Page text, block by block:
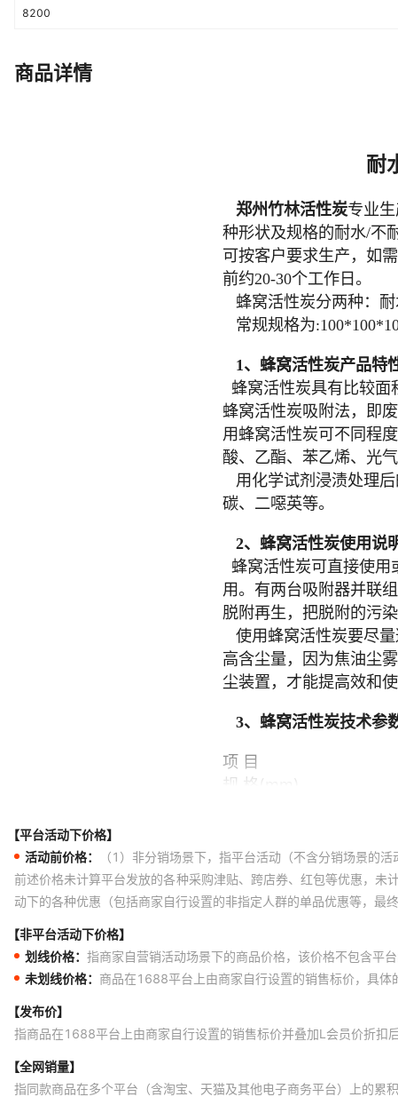
8200
商品详情
【平台活动下价格】
活动前价格：
（1）非分销场景下，指平台活动（不含分销场景的
前述价格未计算平台发放的各种采购津贴、跨店券、红包等优惠，
动下的各种优惠（包括商家自行设置的非指定人群的单品优惠等，最
【非平台活动下价格】
划线价格： 指商家自营销活动场景下的商品价格，该价格不包含平
未划线价格： 商品在1688平台上由商家自行设置的销售标价，具体
【发布价】
指商品在1688平台上由商家自行设置的销售标价并叠加L会员价折扣
【全网销量】
指同款商品在多个平台（含淘宝、天猫及其他电子商务平台）上的累